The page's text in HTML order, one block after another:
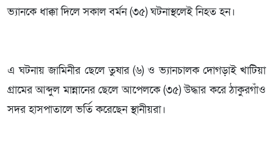
ভ্যানকে ধাক্কা দিলে সকাল বর্মন (৩৫) ঘটনাস্থলেই নিহত হন।
এ ঘটনায় জামিনীর ছেলে তুষার (৬) ও ভ্যানচালক দোগড়াই খাটিয়া
গ্রামের আব্দুল মান্নানের ছেলে আপেলকে (৩৫) উদ্ধার করে ঠাকুরগাঁও
সদর হাসপাতালে ভর্তি করেছেন স্থানীয়রা।